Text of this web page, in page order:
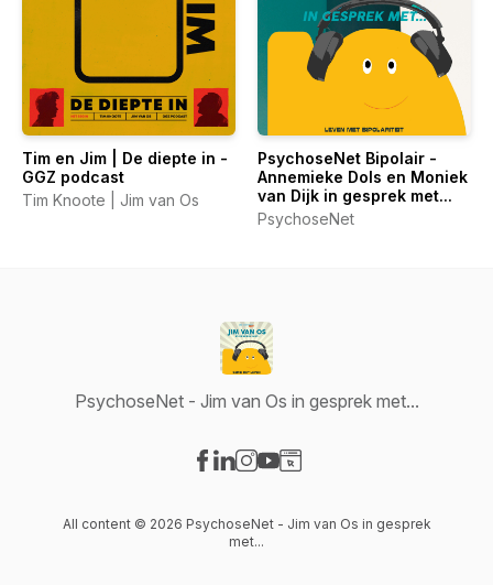
Tim en Jim | De diepte in -
GGZ podcast
Tim Knoote | Jim van Os
PsychoseNet Bipolair -
Annemieke Dols en Moniek
van Dijk in gesprek met...
PsychoseNet
PsychoseNet - Jim van Os in gesprek met...
All content © 2026 PsychoseNet - Jim van Os in gesprek
met...